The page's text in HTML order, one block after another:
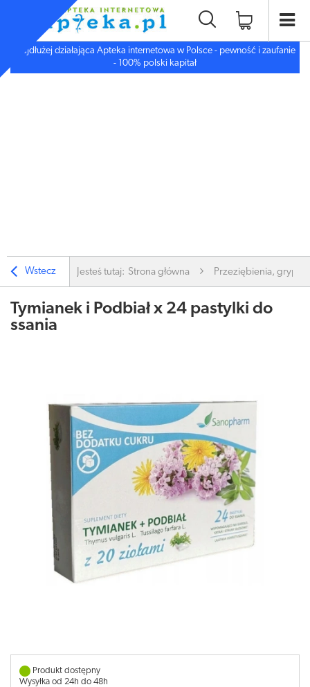
Najdłużej działająca Apteka internetowa w Polsce - pewność i zaufanie
- 100% polski kapitał
Wstecz Jesteś tutaj: Strona główna Przeziębienia, grypa
Tymianek i Podbiał x 24 pastylki do
ssania
Produkt dostępny
Wysyłka od 24h do 48h